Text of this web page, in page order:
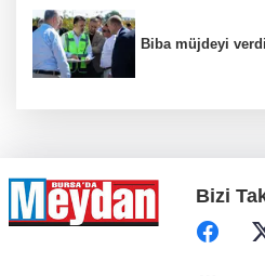
Biba müjdeyi
Bizi